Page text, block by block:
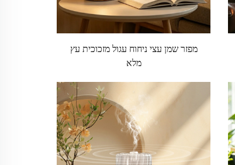
מפזר שמן עצי ניחוח עגול מזכוכית עץ
מלא